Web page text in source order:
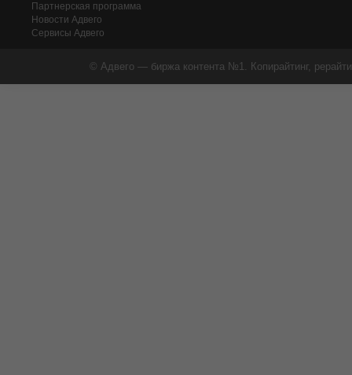
Партнерская программа
Новости Адвего
Сервисы Адвего
© Адвего — биржа контента №1. Копирайтинг,